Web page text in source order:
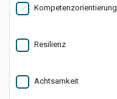
Kompetenzorientierung
Resilienz
Achtsamkeit